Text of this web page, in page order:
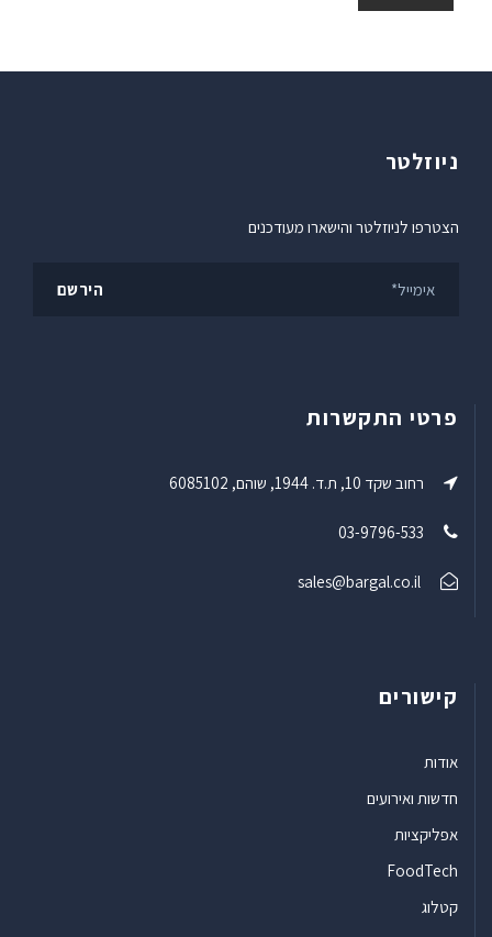
ניוזלטר
הצטרפו לניוזלטר והישארו מעודכנים
פרטי התקשרות
רחוב שקד 10, ת.ד. 1944, שוהם, 6085102
sales@bargal.co.il
קישורים
אודות
חדשות ואירועים
אפליקציות
FoodTech
קטלוג